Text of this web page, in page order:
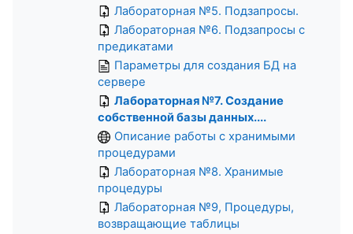
Лабораторная №5. Подзапросы.
Лабораторная №6. Подзапросы с
предикатами
Параметры для создания БД на
сервере
Лабораторная №7. Создание
собственной базы данных....
Описание работы с хранимыми
процедурами
Лабораторная №8. Хранимые
процедуры
Лабораторная №9, Процедуры,
возвращающие таблицы